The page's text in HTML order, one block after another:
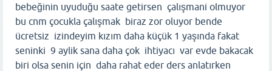
bebeğinin uyuduğu saate getirsen çalışmani olmuyor
bu cnm çocukla çalışmak biraz zor oluyor bende
ücretsiz izindeyim kızım daha küçük 1 yaşında fakat
seninki 9 aylik sana daha çok ihtiyacı var evde bakacak
biri olsa senin için daha rahat eder ders anlatırken